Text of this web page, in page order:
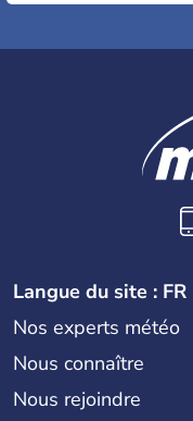
Langue du site : FR
Nos experts météo
Nous connaître
Nous rejoindre